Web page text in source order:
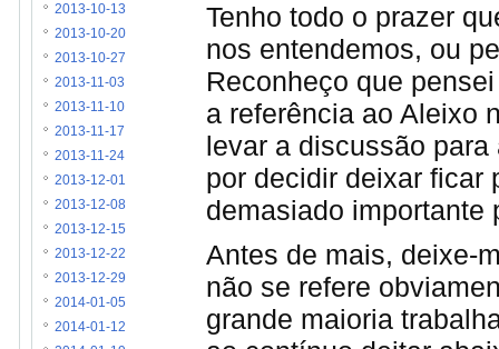
Tenho todo o prazer
nos entendemos, ou
Reconheço que
a referência ao Aleixo
levar a discussão
por decidir deixar ficar
demasiado importante
Antes de mais, deixe-
não se refere
grande maioria
2013-10-13
2013-10-20
2013-10-27
2013-11-03
2013-11-10
2013-11-17
2013-11-24
2013-12-01
2013-12-08
2013-12-15
2013-12-22
2013-12-29
2014-01-05
2014-01-12